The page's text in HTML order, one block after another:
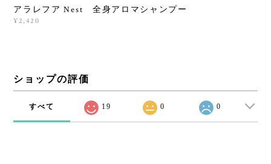
アラレフア Nest 全身アロマシャンプー
¥2,420
ショップの評価
すべて 19 0 0